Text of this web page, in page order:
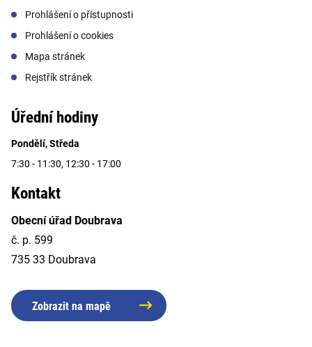
Prohlášení o přístupnosti
Prohlášení o cookies
Mapa stránek
Rejstřík stránek
Úřední hodiny
Pondělí, Středa
7:30 - 11:30, 12:30 - 17:00
Kontakt
Obecní úřad Doubrava
č. p. 599
735 33 Doubrava
Zobrazit na mapě